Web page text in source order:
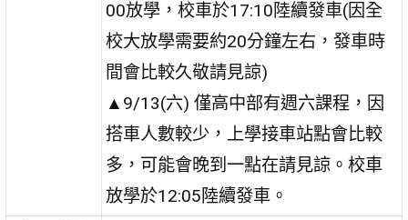
00放學，校車於17:10陸續發車(因全
校大放學需要約20分鐘左右，發車時
間會比較久敬請見諒)
▲9/13(六) 僅高中部有週六課程，因
搭車人數較少，上學接車站點會比較
多，可能會晚到一點在請見諒。校車
放學於12:05陸續發車。